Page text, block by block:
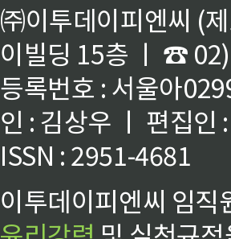
㈜이투데이피엔씨 (
이빌딩 15층 ㅣ ☎
등록번호 : 서울아
인 : 김상우 ㅣ 편집인
ISSN : 2951-4681
이투데이피엔씨 임